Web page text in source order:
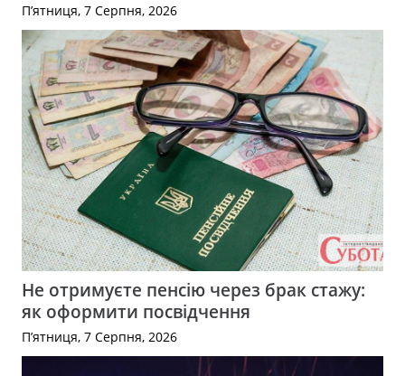
П’ятниця, 7 Серпня, 2026
Не отримуєте пенсію через брак стажу:
як оформити посвідчення
П’ятниця, 7 Серпня, 2026